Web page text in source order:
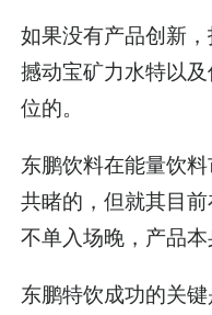
如果没有产品创新
撼动宝矿力水特以
位的。
东鹏饮料在能量饮
共睹的，但就其目
不单入场晚，产品本
东鹏特饮成功的关